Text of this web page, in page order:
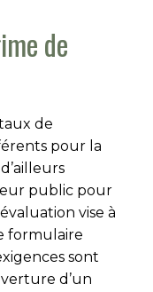
de
de
pour la
public pour
vise à
formulaire
sont
d’un